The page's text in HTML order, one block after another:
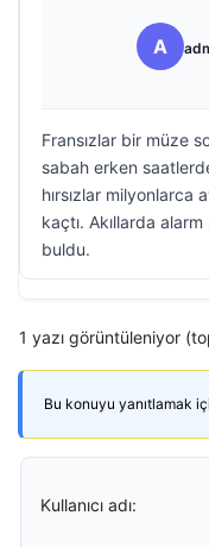
A
Fransızlar bir müze
sabah erken
hırsızlar milyonlarca
kaçtı. Akıllarda
buldu.
1 yazı görüntüleniyor
Bu konuyu yanıtlamak
Kullanıcı adı: